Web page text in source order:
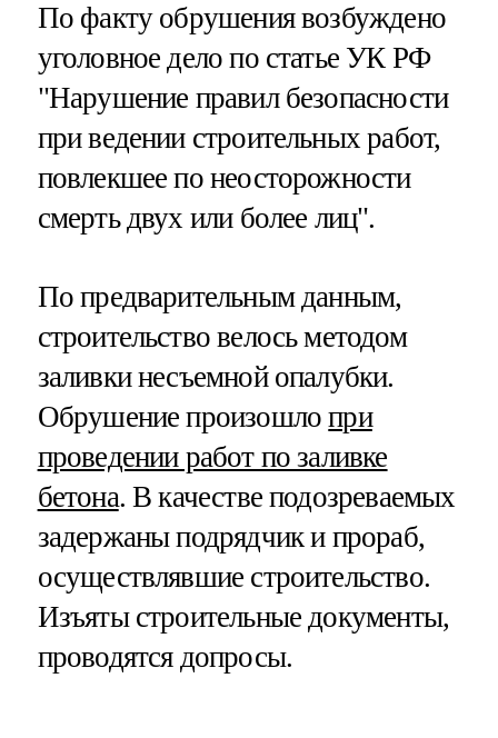
По факту обрушения возбуждено
уголовное дело по статье УК РФ
"Нарушение правил безопасности
при ведении строительных работ,
повлекшее по неосторожности
смерть двух или более лиц".
По предварительным данным,
строительство велось методом
заливки несъемной опалубки.
Обрушение произошлопри
проведении работ по заливке
бетона. В качестве подозреваемых
задержаны подрядчик и прораб,
осуществлявшие строительство.
Изъяты строительные документы,
проводятся допросы.